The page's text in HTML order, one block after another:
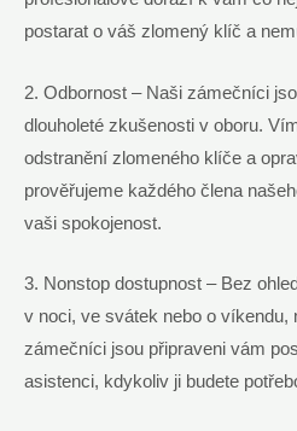
postarat o váš⁤ zlomený klíč ‌a
2. Odbornost – ⁤Naši zámečníci
dlouholeté zkušenosti v oboru.
odstranění zlomeného klíče ⁣a
prověřujeme každého člena
vaši spokojenost.
3. Nonstop dostupnost⁣ – Bez
v⁢ noci, ve svátek ⁢nebo ‌o víkendu,
zámečníci jsou připraveni vám
asistenci, kdykoliv ji budete